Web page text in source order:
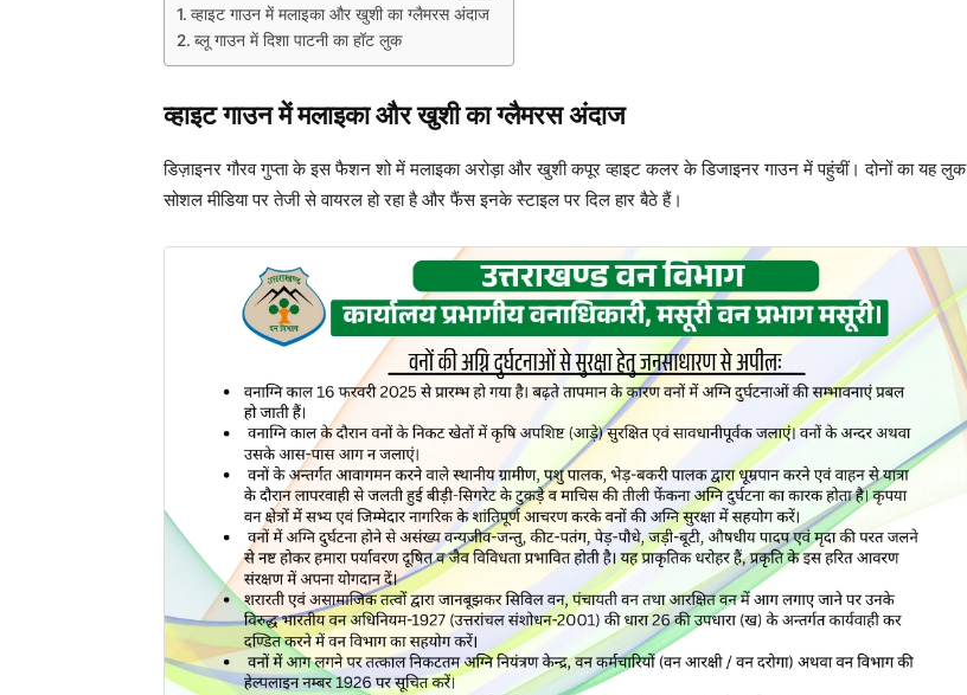
व्हाइट गाउन में मलाइका और खुशी का ग्लैमरस अंदाज
ब्लू गाउन में दिशा पाटनी का हॉट लुक
व्हाइट गाउन में मलाइका और खुशी का ग्लैमरस अंदाज
डिज़ाइनर गौरव गुप्ता के इस फैशन शो में मलाइका अरोड़ा और खुशी कपूर व्हाइट कलर के डिजाइनर गाउन में पहुंचीं। दोनों का यह लुक
सोशल मीडिया पर तेजी से वायरल हो रहा है और फैंस इनके स्टाइल पर दिल हार बैठे हैं।